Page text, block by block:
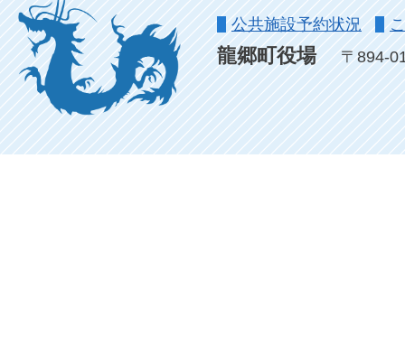
公共施設予約状況
龍郷町役場 〒894-